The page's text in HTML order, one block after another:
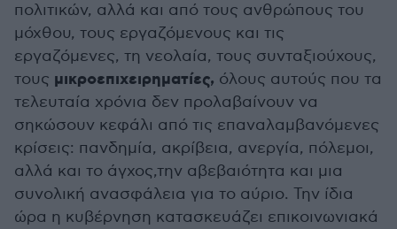
πολιτικών, αλλά και από τους ανθρώπους του
μόχθου, τους εργαζόμενους και τις
εργαζόμενες, τη νεολαία, τους συνταξιούχους,
τους μικροεπιχειρηματίες, όλους αυτούς που τα
τελευταία χρόνια δεν προλαβαίνουν να
σηκώσουν κεφάλι από τις επαναλαμβανόμενες
κρίσεις: πανδημία, ακρίβεια, ανεργία, πόλεμοι,
αλλά και το άγχος,την αβεβαιότητα και μια
συνολική ανασφάλεια για το αύριο. Την ίδια
ώρα η κυβέρνηση κατασκευάζει επικοινωνιακά